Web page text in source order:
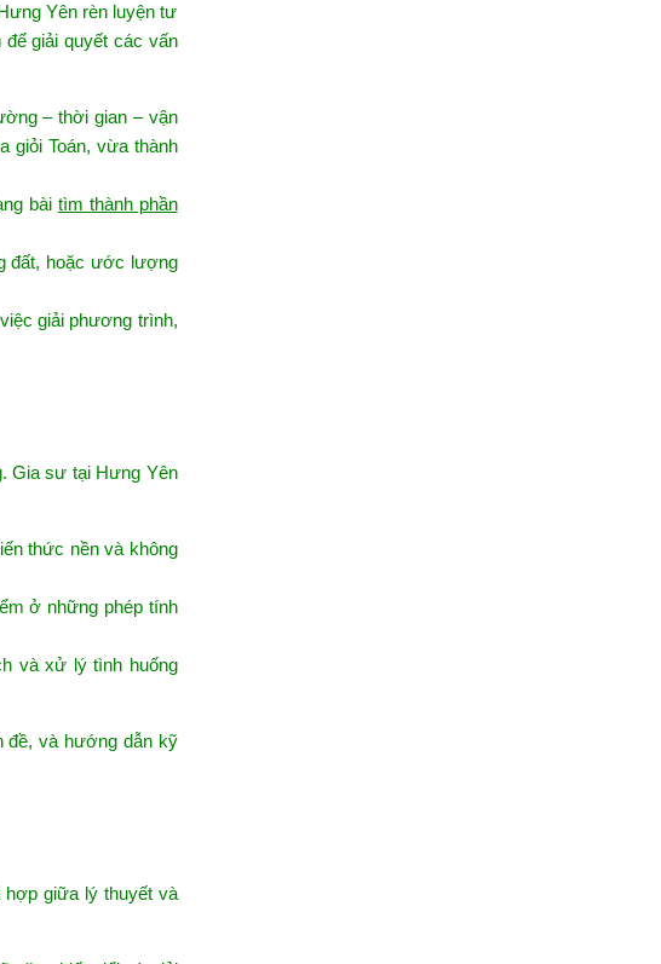
Yên rèn luyện tư
giải quyết các vấn
– thời gian – vận
giỏi Toán, vừa thành
bài tìm thành phần
đất, hoặc ước lượng
giải phương trình,
Gia sư tại Hưng Yên
thức nền và không
ở những phép tính
và xử lý tình huống
đề, và hướng dẫn kỹ
giữa lý thuyết và